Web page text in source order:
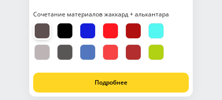
Сочетание материалов жаккард + алькантара
Подробнее